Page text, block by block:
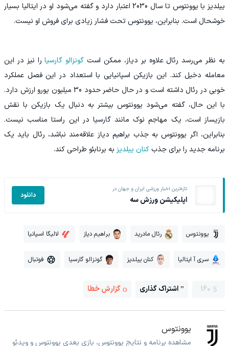
ییلدیز با یوونتوس تا سال 2030 اعتبار دارد و گفته می‌شود او در ایتالیا بسیار
خوشحال است. بنابراین، یوونتوس تحت فشار زیادی برای فروش او نیست.
به نظر می‌رسد رئال علاوه بر دیاز، ممکن است گونزالو گارسیارا نیز در این
معامله دخیل کند. این بازیکن اسپانیایی با استعداد در این فصل عملکرد
خوبی در رئال داشته است و در حال حاضر حدود 30 میلیون یورو ارزش دارد.
با این حال، گفته می‌شود یوونتوس بیشتر به دنبال یک بازیکن با نقش
بازیساز است، یک مهاجم نوک مانند گارسیا در این راستا مناسب نیست.
بنابراین، اگر یوونتوس به جذب براهیم دیاز علاقه‌مند نباشد، رئال باید یک
برنامه جدید را برای جذب کنان ییلدیز به برنابئو طراحی کند.
تازه‌ترین اخبار ورزشی ایران و جهان در
اپلیکیشن ورزش سه دانلود
یوونتوس رئال مادرید براهیم دیاز لالیگا اسپانیا
سری آ ایتالیا کنان ییلدیز گونزالو گارسیا فوتبال
160 اشتراک گذاری گزارش خطا
یوونتوس
مشاهده برنامه و نتایج یوونتوس، بازی بعدی یوونتوس و ویدئو